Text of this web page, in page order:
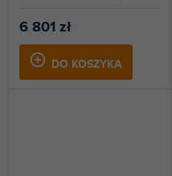
6 801 zł
DO KOSZYKA